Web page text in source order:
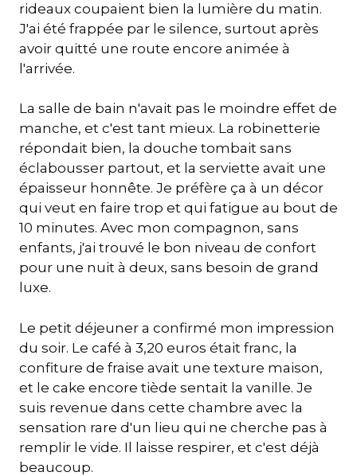
rideaux coupaient bien la lumière du matin.
J'ai été frappée par le silence, surtout après
avoir quitté une route encore animée à
l'arrivée.
La salle de bain n'avait pas le moindre effet de
manche, et c'est tant mieux. La robinetterie
répondait bien, la douche tombait sans
éclabousser partout, et la serviette avait une
épaisseur honnête. Je préfère ça à un décor
qui veut en faire trop et qui fatigue au bout de
10 minutes. Avec mon compagnon, sans
enfants, j'ai trouvé le bon niveau de confort
pour une nuit à deux, sans besoin de grand
luxe.
Le petit déjeuner a confirmé mon impression
du soir. Le café à 3,20 euros était franc, la
confiture de fraise avait une texture maison,
et le cake encore tiède sentait la vanille. Je
suis revenue dans cette chambre avec la
sensation rare d'un lieu qui ne cherche pas à
remplir le vide. Il laisse respirer, et c'est déjà
beaucoup.